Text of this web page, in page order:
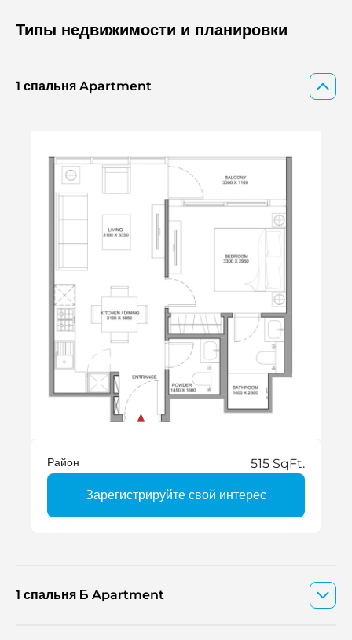
Типы недвижимости и планировки
1 спальня Apartment
Район 515 SqFt.
Зарегистрируйте свой интерес
1 спальня Б Apartment